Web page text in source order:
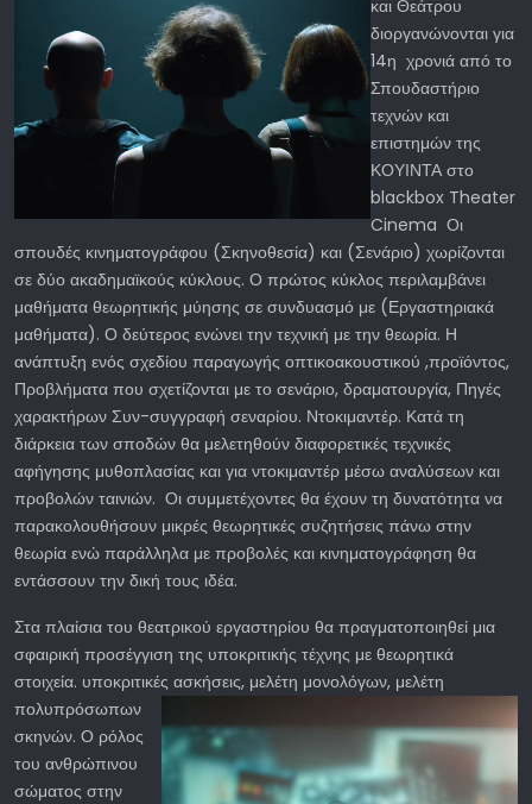
και Θεάτρου
διοργανώνονται για
14η χρονιά από το
Σπουδαστήριο
τεχνών και
επιστημών της
ΚΟΥΙΝΤΑ στο
blackbox Theater
Cinema Οι
σπουδές κινηματογράφου (Σκηνοθεσία) και (Σενάριο) χωρίζονται
σε δύο ακαδημαϊκούς κύκλους. Ο πρώτος κύκλος περιλαμβάνει
μαθήματα θεωρητικής μύησης σε συνδυασμό με (Εργαστηριακά
μαθήματα). Ο δεύτερος ενώνει την τεχνική με την θεωρία. Η
ανάπτυξη ενός σχεδίου παραγωγής οπτικοακουστικού ,προϊόντος,
Προβλήματα που σχετίζονται με το σενάριο, δραματουργία, Πηγές
χαρακτήρων Συν-συγγραφή σεναρίου. Ντοκιμαντέρ. Κατά τη
διάρκεια των σποδών θα μελετηθούν διαφορετικές τεχνικές
αφήγησης μυθοπλασίας και για ντοκιμαντέρ μέσω αναλύσεων και
προβολών ταινιών. Οι συμμετέχοντες θα έχουν τη δυνατότητα να
παρακολουθήσουν μικρές θεωρητικές συζητήσεις πάνω στην
θεωρία ενώ παράλληλα με προβολές και κινηματογράφηση θα
εντάσσουν την δική τους ιδέα.
Στα πλαίσια του θεατρικού εργαστηρίου θα πραγματοποιηθεί μια
σφαιρική προσέγγιση της υποκριτικής τέχνης με θεωρητικά
στοιχεία. υποκριτικές ασκήσεις, μελέτη μονολόγων, μελέτη
πολυπρόσωπων
σκηνών. Ο ρόλος
του ανθρώπινου
σώματος στην